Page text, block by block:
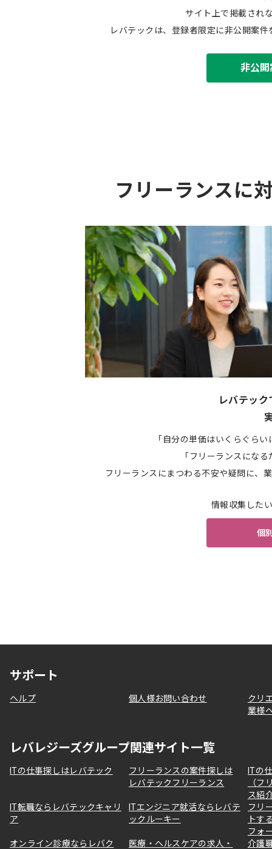
サイト上で掲載され
レバテックは、登録者限定に非公開案
非公
フリーランスに
レバテッ
「自分の単価はいくらぐら
「フリーランスにな
フリーランスにまつわる不安や疑問に、
情報収集した
個
サポート
ヘルプ 個人様お問い合わせ
クリ
業様
レバレジーズグループ関連サイト一覧
ITの仕事探しはレバテック
フリーランスの案件探しは
レバテックフリーランス
ITの
（フ
ス紹
IT転職ならレバテックキャリ
ア
ITエンジニア就活ならレバテ
ックルーキー
フリ
トす
フォ
オンライン診療ならレバク
医療・ヘルスケアの求人・
介護